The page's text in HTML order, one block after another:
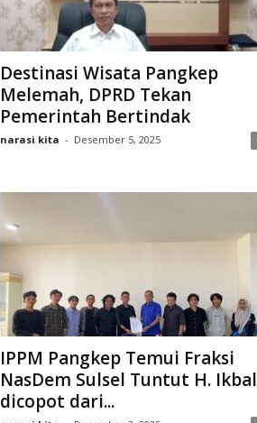
Destinasi Wisata Pangkep
Melemah, DPRD Tekan
Pemerintah Bertindak
narasi kita - Desember 5, 2025
IPPM Pangkep Temui Fraksi
NasDem Sulsel Tuntut H. Ikbal
dicopot dari...